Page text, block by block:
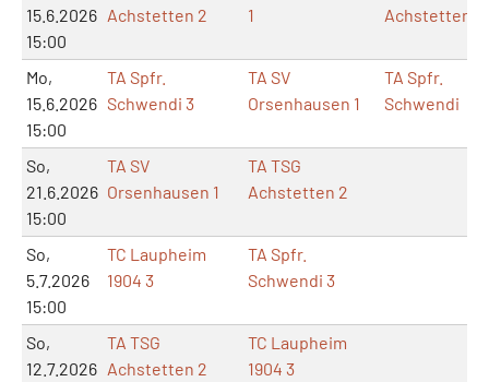
15.6.2026
15:00
Achstetten 2
1
Achstetten
Mo,
15.6.2026
15:00
TA Spfr.
Schwendi 3
TA SV
Orsenhausen 1
TA Spfr.
Schwendi
So,
21.6.2026
15:00
TA SV
Orsenhausen 1
TA TSG
Achstetten 2
So,
5.7.2026
15:00
TC Laupheim
1904 3
TA Spfr.
Schwendi 3
So,
12.7.2026
TA TSG
Achstetten 2
TC Laupheim
1904 3